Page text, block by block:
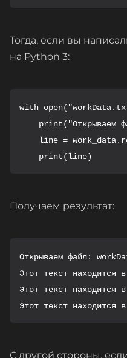
Тогда, если вы
на Python 3:
with
print("Открываем
line =
    print(line)
Получаем результат:
Открываем файл:
Этот текст находится
Этот текст находится
Этот текст находится
С другой стороны,